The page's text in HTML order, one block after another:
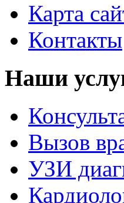
Карта
Контакты
Наши
Вызов
УЗИ